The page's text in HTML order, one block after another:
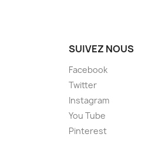
SUIVEZ NOUS
Facebook
Twitter
Instagram
You Tube
Pinterest